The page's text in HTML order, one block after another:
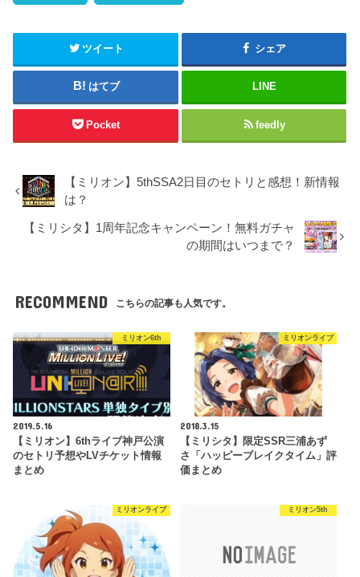
ツイート シェア
はてブ LINE
Pocket feedly
【ミリオン】5thSSA2日目のセトリと感想！新情報
は？
【ミリシタ】1周年記念キャンペーン！無料ガチャ
の期間はいつまで？
RECOMMEND こちらの記事も人気です。
ミリオン6th
2019.5.16
【ミリオン】6thライブ神戸公演
のセトリ予想やLVチケット情報
まとめ
ミリオンライブ
2018.3.15
【ミリシタ】限定SSR三浦あず
さ「ハッピーブレイクタイム」評
価まとめ
ミリオンライブ ミリオン5th